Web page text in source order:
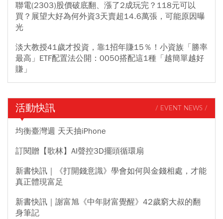
聯電(2303)股價破底翻、漲了2成玩完？118元可以
買？展望大好為何外資3天賣超14.6萬張，可能原因曝
光
淡大教授41歲才投資，靠1招年賺15％！小資族「勝率
最高」ETF配置法公開：0050搭配這1種「越簡單越好
賺」
活動快訊 / EVENT NEWS /
均衡臺灣週 天天抽iPhone
訂閱贈【歌林】AI聲控3D擺頭循環扇
新書快訊｜《打開錢意識》學會如何與金錢相處，才能
真正體現富足
新書快訊｜謝富旭《中年財富覺醒》42歲窮大叔的翻
身筆記